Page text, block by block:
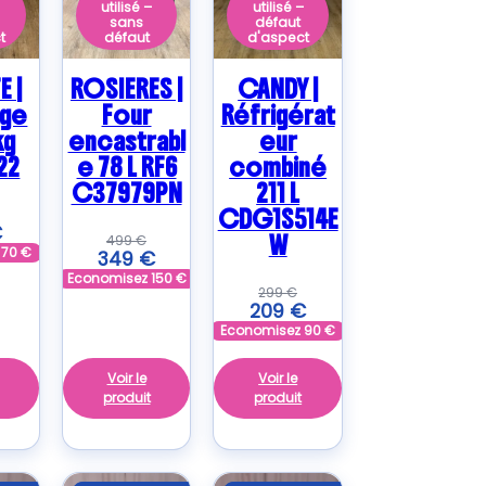
|
70€
utilisé –
sans
défaut
ROSIERES |
Four
encastrabl
e 78 L RF6
C37979PN
499€
349 €
Economisez150€
Voir le
produit
utilisé –
défaut
d'aspect
CANDY |
Réfrigérat
eur
combiné
211 L
CDG1S514E
W
299€
209 €
Economisez 90€
Voir le
produit